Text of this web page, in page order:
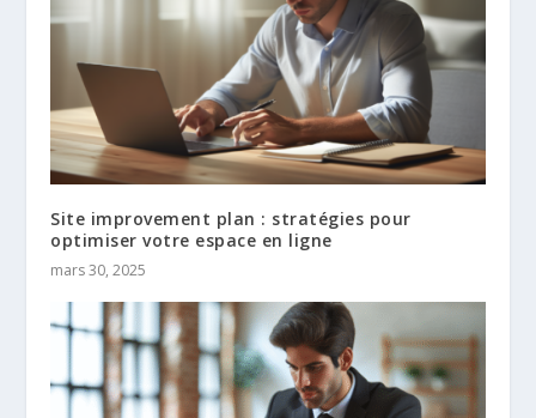
Site improvement plan : stratégies pour
optimiser votre espace en ligne
mars 30, 2025